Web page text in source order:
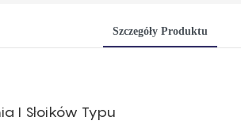
Szczegóły Produktu
I Słoików Typu